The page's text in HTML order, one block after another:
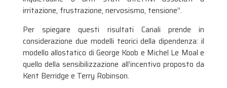
irritazione, frustrazione, nervosismo, tensione”.
Per spiegare questi risultati Canali prende in
considerazione due modelli teorici della dipendenza: il
modello allostatico di George Koob e Michel Le Moal e
quello della sensibilizzazione all’incentivo proposto da
Kent Berridge e Terry Robinson.